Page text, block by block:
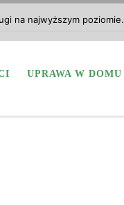
UPRAWA W DOMU
na najwyższym poziomie.